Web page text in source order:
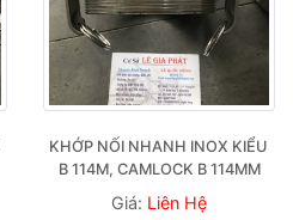
KHỚP NỐI NHANH INOX KIỂU
B 114M, CAMLOCK B 114MM
Giá: Liên Hệ